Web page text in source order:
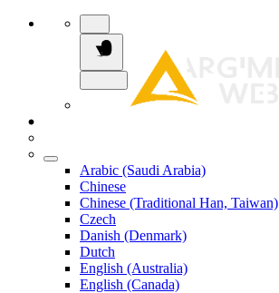
Arabic (Saudi Arabia)
Chinese
Chinese (Traditional Han, Taiwan)
Czech
Danish (Denmark)
Dutch
English (Australia)
English (Canada)